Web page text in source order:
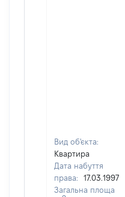
Вид об'єкта:
Квартира
Дата набуття
права:
17.03.1997
Загальна площа